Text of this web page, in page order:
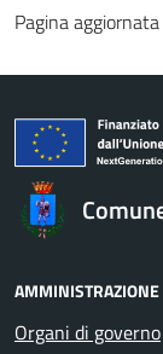
Pagina
AMMINISTRAZIONE
Organi di governo